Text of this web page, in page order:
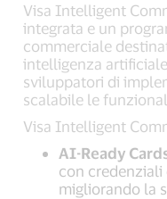
Visa Intelligent
integrata e un
commerciale
intelligenza
sviluppatori di
scalabile le
Visa Intelligent
AI-Ready
con
migliorando la